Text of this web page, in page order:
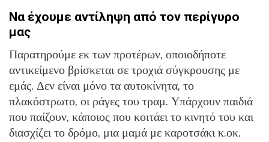
Να έχουμε αντίληψη από τον περίγυρο
μας
Παρατηρούμε εκ των προτέρων, οποιοδήποτε
αντικείμενο βρίσκεται σε τροχιά σύγκρουσης με
εμάς. Δεν είναι μόνο τα αυτοκίνητα, το
πλακόστρωτο, οι ράγες του τραμ. Υπάρχουν παιδιά
που παίζουν, κάποιος που κοιτάει το κινητό του και
διασχίζει το δρόμο, μια μαμά με καροτσάκι κ.οκ.